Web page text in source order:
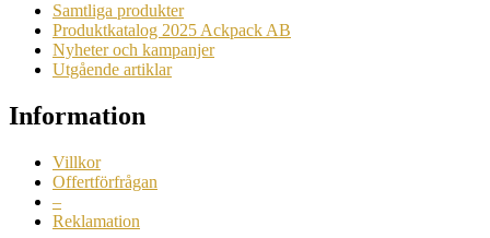
Samtliga produkter
Produktkatalog 2025 Ackpack AB
Nyheter och kampanjer
Utgående artiklar
Information
Villkor
Offertförfrågan
–
Reklamation